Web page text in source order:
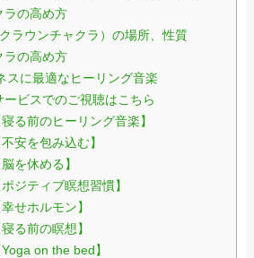
ラの高め方
ラウンチャクラ）の場所、性質
ラの高め方
スに最適なヒーリング音楽
ービスでのご視聴はこちら
る前のヒーリング音楽】
安を包み込む】
を休める】
ジティブ瞑想習慣】
せホルモン】
る前の瞑想】
on the bed】